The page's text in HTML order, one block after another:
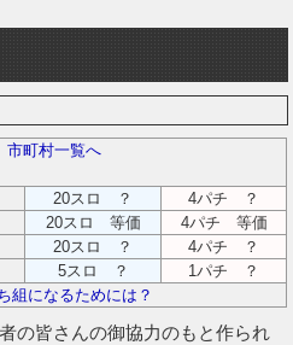
町村一覧へ
20スロ ？
4パチ ？
20スロ 等価
4パチ 等価
20スロ ？
4パチ ？
5スロ ？
1パチ ？
組になるためには？
の皆さんの御協力のもと作られ